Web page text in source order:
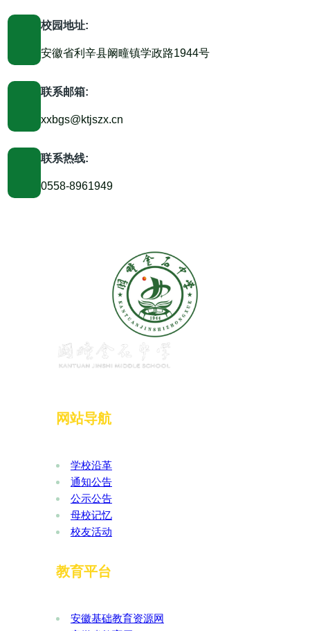
校园地址:
安徽省利辛县阚疃镇学政路1944号
联系邮箱:
xxbgs@ktjszx.cn
联系热线:
0558-8961949
网站导航
学校沿革
通知公告
公示公告
母校记忆
校友活动
教育平台
安徽基础教育资源网